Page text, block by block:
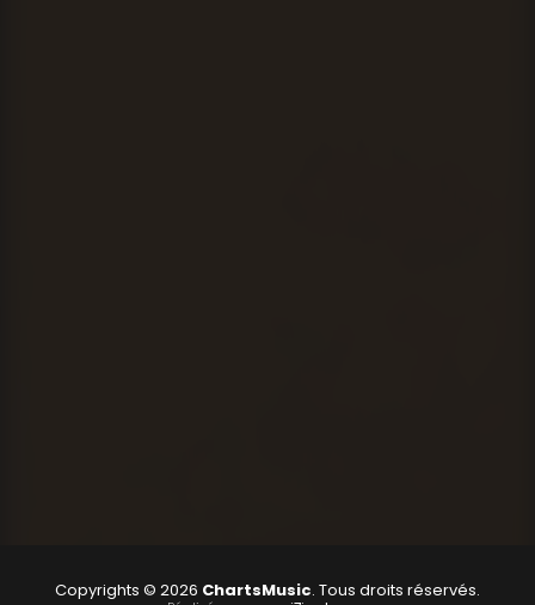
Copyrights © 2026 ChartsMusic. Tous droits réservés.